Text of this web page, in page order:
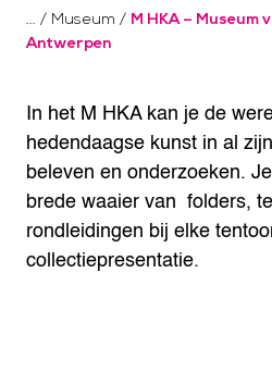
/ Museum / M HKA – Museum
Antwerpen
In het M HKA kan je de
hedendaagse kunst in al
beleven en onderzoeken.
brede waaier van folders,
rondleidingen bij elke
collectiepresentatie.